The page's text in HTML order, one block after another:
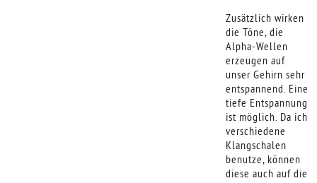
Zusätzlich wirken
die Töne, die
Alpha-Wellen
erzeugen auf
unser Gehirn sehr
entspannend. Eine
tiefe Entspannung
ist möglich. Da ich
verschiedene
Klangschalen
benutze, können
diese auch auf die